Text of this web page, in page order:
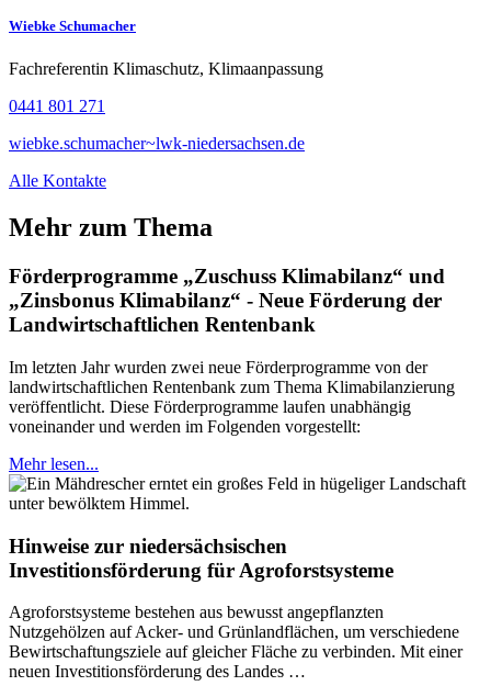
Wiebke Schumacher
Fachreferentin Klimaschutz, Klimaanpassung
0441 801 271
wiebke.schumacher~lwk-niedersachsen.de
Alle Kontakte
Mehr zum Thema
Förderprogramme „Zuschuss Klimabilanz“ und
„Zinsbonus Klimabilanz“ - Neue Förderung der
Landwirtschaftlichen Rentenbank
Im letzten Jahr wurden zwei neue Förderprogramme von der
landwirtschaftlichen Rentenbank zum Thema Klimabilanzierung
veröffentlicht. Diese Förderprogramme laufen unabhängig
voneinander und werden im Folgenden vorgestellt:
Mehr lesen...
Hinweise zur niedersächsischen
Investitionsförderung für Agroforstsysteme
Agroforstsysteme bestehen aus bewusst angepflanzten
Nutzgehölzen auf Acker- und Grünlandflächen, um verschiedene
Bewirtschaftungsziele auf gleicher Fläche zu verbinden. Mit einer
neuen Investitionsförderung des Landes …